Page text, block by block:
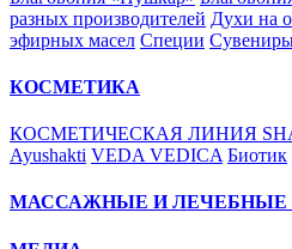
разных производителей Духи на
эфирных масел Специи
КОСМЕТИКА
КОСМЕТИЧЕСКАЯ ЛИНИЯ
Ayushakti VEDA VEDICA Биотик
МАССАЖНЫЕ И ЛЕЧЕБНЫЕ